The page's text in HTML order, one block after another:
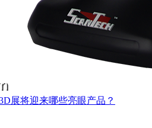
展将迎来哪些亮眼产品？